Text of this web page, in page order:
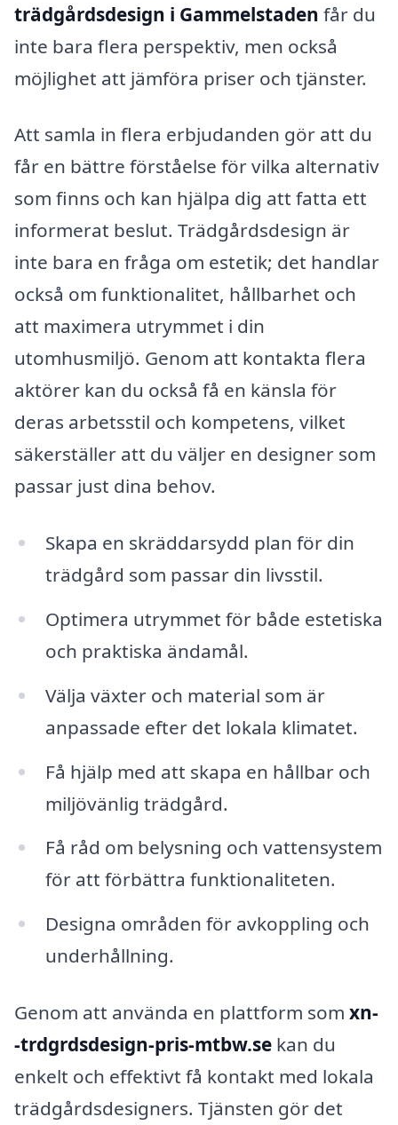
trädgårdsdesign i Gammelstaden får du
inte bara flera perspektiv, men också
möjlighet att jämföra priser och tjänster.
Att samla in flera erbjudanden gör att du
får en bättre förståelse för vilka alternativ
som finns och kan hjälpa dig att fatta ett
informerat beslut. Trädgårdsdesign är
inte bara en fråga om estetik; det handlar
också om funktionalitet, hållbarhet och
att maximera utrymmet i din
utomhusmiljö. Genom att kontakta flera
aktörer kan du också få en känsla för
deras arbetsstil och kompetens, vilket
säkerställer att du väljer en designer som
passar just dina behov.
Skapa en skräddarsydd plan för din
trädgård som passar din livsstil.
Optimera utrymmet för både estetiska
och praktiska ändamål.
Välja växter och material som är
anpassade efter det lokala klimatet.
Få hjälp med att skapa en hållbar och
miljövänlig trädgård.
Få råd om belysning och vattensystem
för att förbättra funktionaliteten.
Designa områden för avkoppling och
underhållning.
Genom att använda en plattform som xn-
-trdgrdsdesign-pris-mtbw.se kan du
enkelt och effektivt få kontakt med lokala
trädgårdsdesigners. Tjänsten gör det